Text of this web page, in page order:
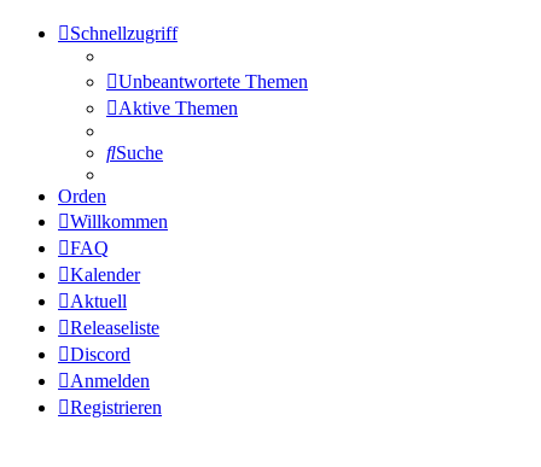
Schnellzugriff
Unbeantwortete Themen
Aktive Themen
Suche
Orden
Willkommen
FAQ
Kalender
Aktuell
Releaseliste
Discord
Anmelden
Registrieren